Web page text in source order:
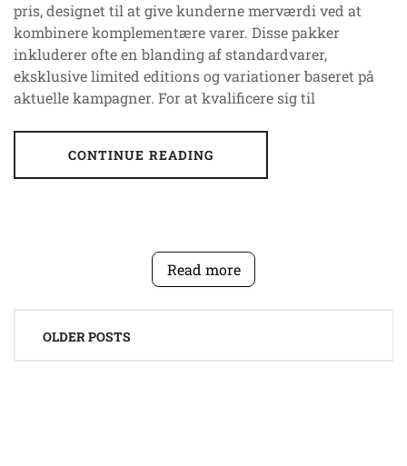
pris, designet til at give kunderne merværdi ved at
kombinere komplementære varer. Disse pakker
inkluderer ofte en blanding af standardvarer,
eksklusive limited editions og variationer baseret på
aktuelle kampagner. For at kvalificere sig til
CONTINUE READING
Read more
navigation
OLDER POSTS